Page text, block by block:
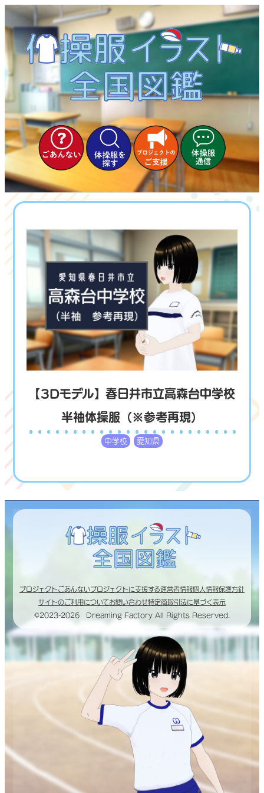
内
を
キ
プ
【3Dモデル】春日井市立高森台中学校
半袖体操服（※参考再現）
中学校 愛知県
プロジェクトごあんないプロジェクトに支援する運営者情報個人情報保護方針
サイトのご利用についてお問い合わせ特定商取引法に基づく表示
©2023-2026 Dreaming Factory All Rights Reserved.